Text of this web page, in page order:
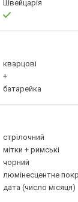
Швейцарія
кварцові
+
батарейка
стрілочний
мітки + римські
чорний
люмінесцентне
дата (число місяця)